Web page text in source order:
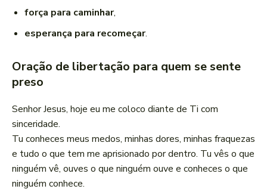
força para caminhar,
esperança para recomeçar.
Oração de libertação para quem se sente
preso
Senhor Jesus, hoje eu me coloco diante de Ti com
sinceridade.
Tu conheces meus medos, minhas dores, minhas fraquezas
e tudo o que tem me aprisionado por dentro. Tu vês o que
ninguém vê, ouves o que ninguém ouve e conheces o que
ninguém conhece.